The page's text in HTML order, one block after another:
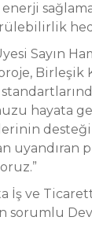
Sayın
hayata
uyandıran
İş ve
sorumlu